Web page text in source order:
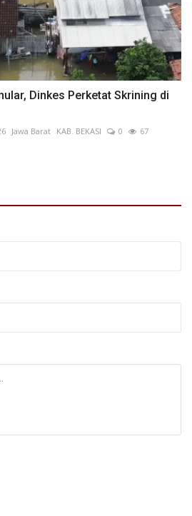
Dinkes Perketat Skrining di
Jawa Barat KAB. BEKASI 0
67